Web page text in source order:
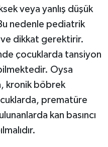
veya yanlış düşük
nedenle pediatrik
dikkat gerektirir.
çocuklarda tansiyon
Oysa
kronik böbrek
prematüre
kan basıncı